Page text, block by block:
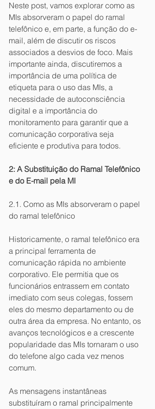
Neste post, vamos explorar como as
MIs absorveram o papel do ramal
telefônico e, em parte, a função do e-
mail, além de discutir os riscos
associados a desvios de foco. Mais
importante ainda, discutiremos a
importância de uma política de
etiqueta para o uso das MIs, a
necessidade de autoconsciência
digital e a importância do
monitoramento para garantir que a
comunicação corporativa seja
eficiente e produtiva para todos.
2: A Substituição do Ramal Telefônico
e do E-mail pela MI
2.1. Como as MIs absorveram o papel
do ramal telefônico
Historicamente, o ramal telefônico era
a principal ferramenta de
comunicação rápida no ambiente
corporativo. Ele permitia que os
funcionários entrassem em contato
imediato com seus colegas, fossem
eles do mesmo departamento ou de
outra área da empresa. No entanto, os
avanços tecnológicos e a crescente
popularidade das MIs tornaram o uso
do telefone algo cada vez menos
comum.
As mensagens instantâneas
substituíram o ramal principalmente